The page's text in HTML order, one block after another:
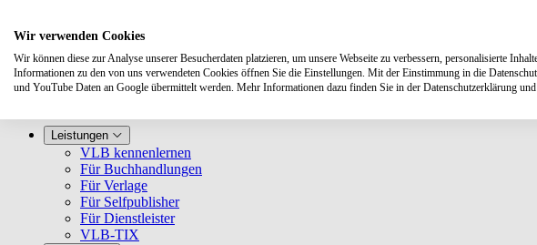
Leistungen
VLB kennenlernen
Für Buchhandlungen
Für Verlage
Für Selfpublisher
Für Dienstleister
VLB-TIX
Wir verwenden Cookies
Wir können diese zur Analyse unserer Besucherdaten platzieren, um unsere Webseite zu verbessern, personalisierte
Informationen zu den von uns verwendeten Cookies öffnen Sie die Einstellungen. Mit der Einstimmung in die
und YouTube Daten an Google übermittelt werden. Mehr Informationen dazu finden Sie in der Datenschutzerklärung